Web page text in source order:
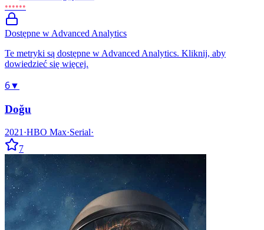
••••••
Dostępne w Advanced Analytics
Te metryki są dostępne w Advanced Analytics. Kliknij, aby
dowiedzieć się więcej.
6▼
Doğu
2021 ·HBO Max·Serial·
7